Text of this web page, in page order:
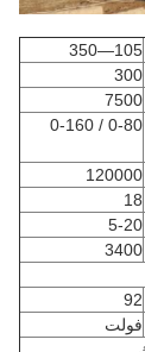
105—350
300
7500
0-80 / 0-160
120000
18
5-20
3400
92
فولت